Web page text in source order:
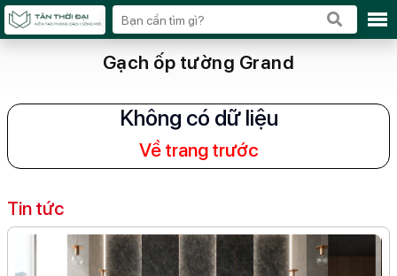
Gạch ốp tường Grand
Không có dữ liệu
Về trang trước
Tin tức